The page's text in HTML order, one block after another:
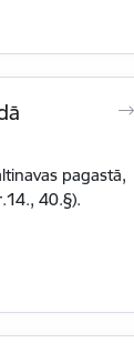
pagastā,
40.§).